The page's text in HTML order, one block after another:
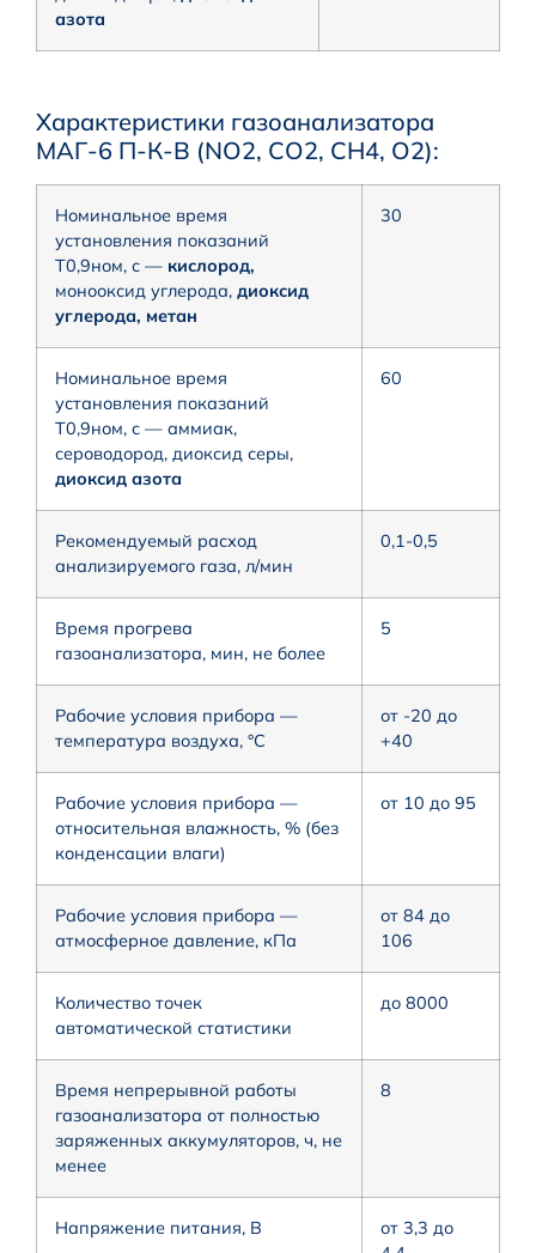
азота
Характеристики газоанализатора
МАГ-6 П-К-В (NO2, CO2, CH4, O2):
Номинальное время
установления показаний
Т0,9ном, с — кислород,
монооксид углерода, диоксид
углерода, метан
30
Номинальное время
установления показаний
Т0,9ном, с — аммиак,
сероводород, диоксид серы,
диоксид азота
60
Рекомендуемый расход
анализируемого газа, л/мин
0,1-0,5
Время прогрева
газоанализатора, мин, не более
5
Рабочие условия прибора —
температура воздуха, °С
от -20 до
+40
Рабочие условия прибора —
относительная влажность, % (без
конденсации влаги)
от 10 до 95
Рабочие условия прибора —
атмосферное давление, кПа
от 84 до
106
Количество точек
автоматической статистики
до 8000
Время непрерывной работы
газоанализатора от полностью
заряженных аккумуляторов, ч, не
менее
8
Напряжение питания, В
от 3,3 до